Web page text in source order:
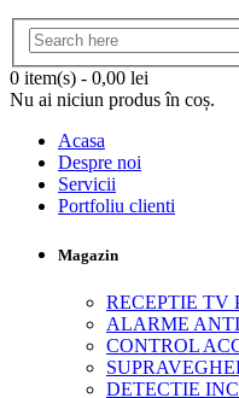
0 item(s) - 0,00 lei
Nu ai niciun produs în coș.
Acasa
Despre noi
Servicii
Portfoliu clienti
Magazin
RECEPTIE TV
ALARME
CONTROL
DETECTIE